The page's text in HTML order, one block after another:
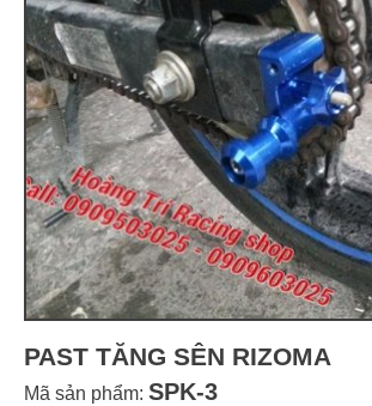
PAST TĂNG SÊN RIZOMA
Mã sản phẩm: SPK-3